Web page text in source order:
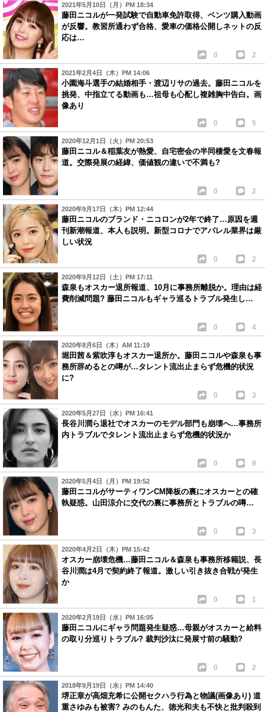
2021年5月10日（月）PM 18:34
藤田ニコルが一発試験で自動車免許取得、ベンツ購入動画
が反響。教習所通わず合格、愛車の価格公開しネットの反
応は…
0 2
2021年2月4日（木）PM 14:06
小園海斗選手の結婚相手・渡辺リサの過去。藤田ニコルを
挑発、中指立てる動画も…祖母も心配し複雑胸中告白。画
像あり
0 5
2020年12月1日（火）PM 20:53
藤田ニコル＆稲葉友が熱愛、自宅密会の半同棲愛を文春報
道。交際発展の経緯、価値観の違いで不満も?
0 2
2020年9月17日（木）PM 12:44
藤田ニコルのブランド・ニコロンが2年で終了…原因を週
刊新潮報道、本人も説明。新型コロナでアパレル業界は厳
しい状況
0 2
2020年9月12日（土）PM 17:11
森泉もオスカー退所報道、10月に事務所離脱か。理由は経
費削減問題? 藤田ニコルもギャラ巡るトラブル発生し…
0 4
2020年8月6日（木）AM 11:19
堀田茜＆紫吹淳もオスカー退所か。藤田ニコルや森泉も事
務所辞めるとの噂が…タレント流出止まらず危機的状況
に?
0 3
2020年5月27日（水）PM 16:41
長谷川潤ら退社でオスカーのモデル部門も崩壊へ…事務所
内トラブルでタレント流出止まらず危機的状況か
0 9
2020年5月4日（月）PM 19:52
藤田ニコルがサーティワンCM降板の裏にオスカーとの確
執疑惑。山田涼介に交代の裏に事務所とトラブルの噂…
0 3
2020年4月2日（木）PM 15:42
オスカー崩壊危機…藤田ニコル＆森泉も事務所移籍説、長
谷川潤は4月で契約終了報道。激しい引き抜き合戦が発生
か
0 1
2020年2月19日（水）PM 16:05
藤田ニコルにギャラ問題発生疑惑…母親がオスカーと給料
の取り分巡りトラブル? 裁判沙汰に発展寸前の騒動?
0 2
2018年9月19日（水）PM 14:40
堺正章が高畑充希に公開セクハラ行為と物議(画像あり) 道
重さゆみも被害? みのもんた、徳光和夫も不快と批判殺到